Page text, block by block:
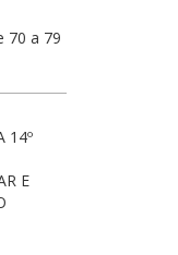
70 a 79
14º
E